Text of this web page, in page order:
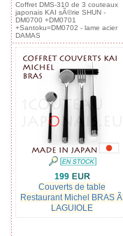
Coffret DMS-310 de 3 couteaux
japonais KAI sÃ©rie SHUN -
DM0700 +DM0701
+Santoku=DM0702 - lame acier
DAMAS
199
Couverts de table
Restaurant Michel BRAS Ã
LAGUIOLE